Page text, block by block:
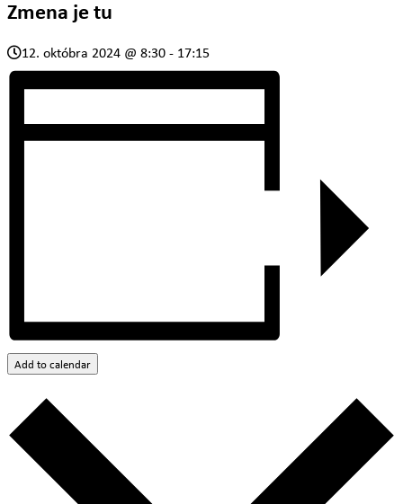
Zmena je tu
12. októbra 2024 @ 8:30- 17:15
Add to calendar